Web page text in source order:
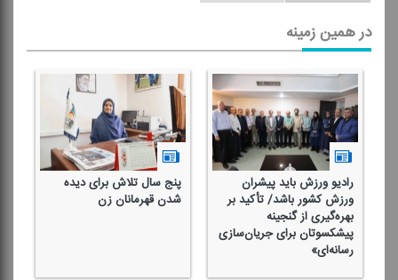
در همین زمینه
رادیو ورزش باید پیشران
ورزش كشور باشد/ تأكید بر
بهره‌گیری از گنجینه
پیشكسوتان برای جریان‌سازی
رسانه‌ای»
پنج سال تلاش برای دیده
شدن قهرمانان زن